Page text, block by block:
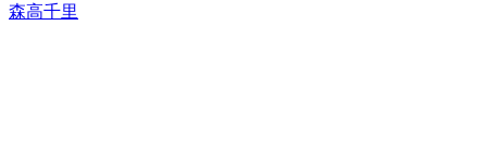
森高千里